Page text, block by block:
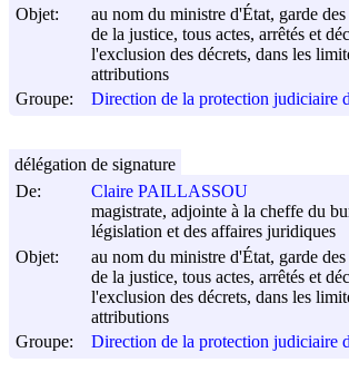
Objet:
au nom du ministre d'État, garde
de la justice, tous actes, arrêtés et
l'exclusion des décrets, dans les
attributions
Groupe:
Direction de la protection judiciaire
De:
Claire PAILLASSOU
magistrate, adjointe à la cheffe du
législation et des affaires juridiques
Objet:
au nom du ministre d'État, garde
de la justice, tous actes, arrêtés et
l'exclusion des décrets, dans les
attributions
Groupe:
Direction de la protection judiciaire
délégation de signature